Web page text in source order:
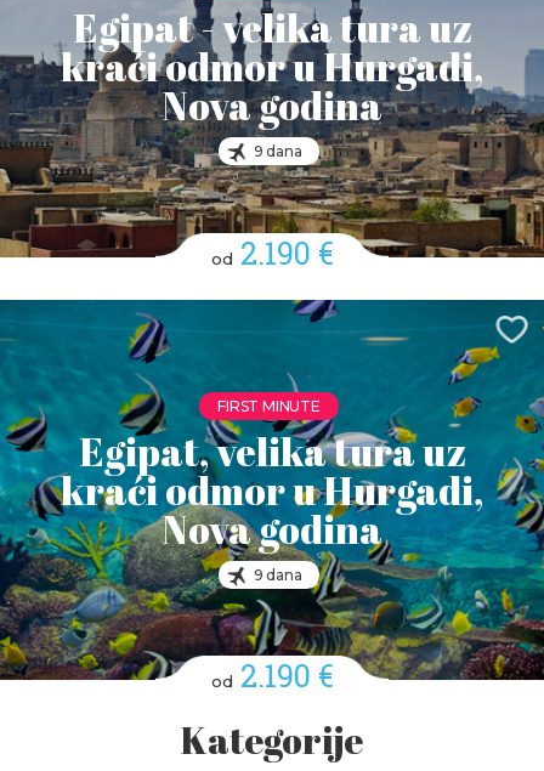
Egipat - velika tura uz
kraći odmor u Hurgadi,
Nova godina
9 dana
od 2.190 €
FIRST MINUTE
Egipat, velika tura uz
kraći odmor u Hurgadi,
Nova godina
9 dana
od 2.190 €
Kategorije